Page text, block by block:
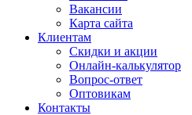
Вакансии
Карта сайта
Клиентам
Скидки и акции
Онлайн-калькулятор
Вопрос-ответ
Оптовикам
Контакты